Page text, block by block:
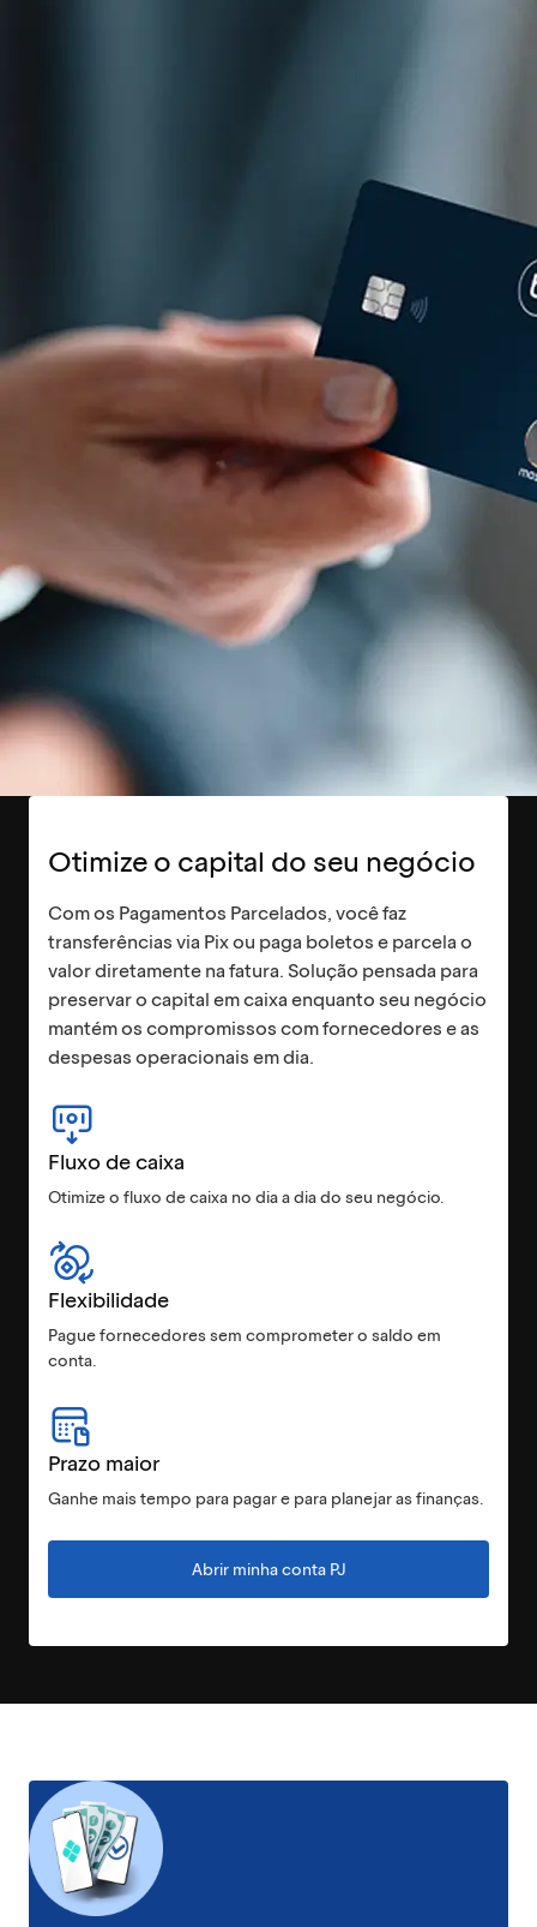
Otimize o capital do seu negócio
Com os Pagamentos Parcelados, você faz
transferências via Pix ou paga boletos e parcela o
valor diretamente na fatura. Solução pensada para
preservar o capital em caixa enquanto seu negócio
mantém os compromissos com fornecedores e as
despesas operacionais em dia.
Fluxo de caixa
Otimize o fluxo de caixa no dia a dia do seu negócio.
Flexibilidade
Pague fornecedores sem comprometer o saldo em
conta.
Prazo maior
Ganhe mais tempo para pagar e para planejar as finanças.
Abrir minha conta PJ